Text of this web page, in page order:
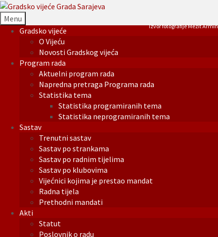
Menu
Gradsko vijeće
O Vijeću
Novosti Gradskog vijeća
Program rada
Aktuelni program rada
Napredna pretraga Programa rada
Statistika tema
Statistika programiranih tema
Statistika neprogramiranih tema
Sastav
Trenutni sastav
Sastav po strankama
Sastav po radnim tijelima
Sastav po klubovima
Vijećnici kojima je prestao mandat
Radna tijela
Prethodni mandati
Akti
Statut
Poslovnik o radu
Izvor fotografije Mezit Armin